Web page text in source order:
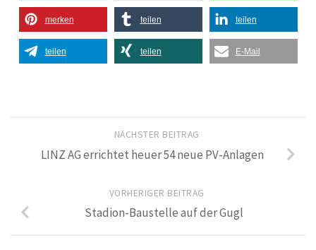
merken teilen teilen
teilen teilen E-Mail
NÄCHSTER BEITRAG
LINZ AG errichtet heuer 54 neue PV-Anlagen
VORHERIGER BEITRAG
Stadion-Baustelle auf der Gugl